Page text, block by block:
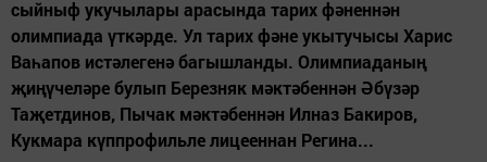
сыйныф укучылары арасында тарих фәненнән
олимпиада үткәрде. Ул тарих фәне укытучысы Харис
Ваһапов истәлегенә багышланды. Олимпиаданың
җиңүчеләре булып Березняк мәктәбеннән Әбүзәр
Таҗетдинов, Пычак мәктәбеннән Илназ Бакиров,
Кукмара күппрофильле лицееннан Регина...